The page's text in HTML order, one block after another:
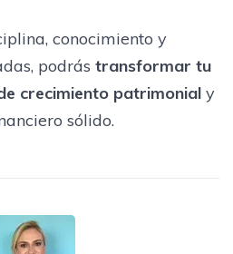
conocimiento y
podrás transformar tu
crecimiento patrimonial y
sólido.